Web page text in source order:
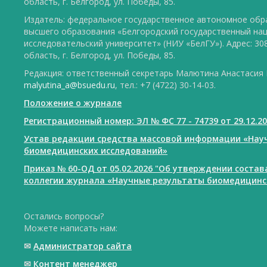
Издатель: федеральное государственное автономное
высшего образования «Белгородский государственный
исследовательский университет» (НИУ «БелГУ»). Адрес:
область, г. Белгород, ул. Победы, 85.
Редакция: ответственный секретарь Малютина
malyutina_a@bsuedu.ru, тел.: +7 (4722) 30-14-03.
Положение о журнале
Регистрационный номер: ЭЛ № ФС 77 - 74739 от
Устав редакции средства массовой информации
биомедицинских исследований»
Приказ № 60-ОД от 05.02.2026 "Об утверждении
коллегии журнала «Научные результаты
Остались вопросы?
Можете написать нам:
✉ Администратор сайта
✉ Контент менеджер